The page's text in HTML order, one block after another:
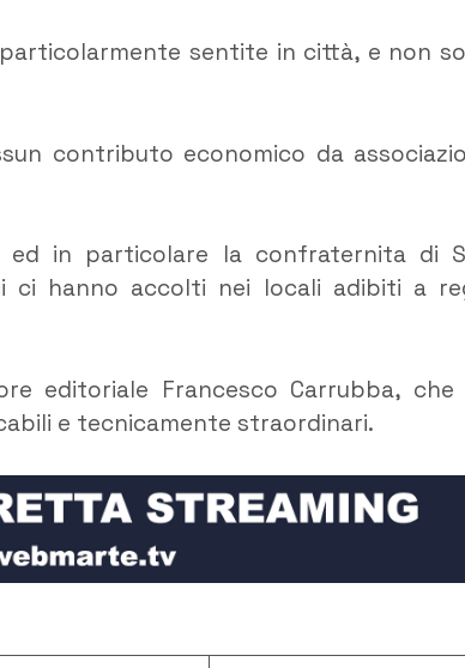
sentite in città, e non
contributo economico da
ed in particolare la confraternita di
ci hanno accolti nei locali adibiti a
editoriale Francesco Carrubba, che
e tecnicamente straordinari.